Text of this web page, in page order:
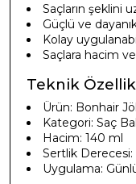
Saçların şeklini
Güçlü ve
Kolay
Saçlara hacim ve
Teknik
Ürün: Bonhair
Kategori: Saç
Hacim: 140 ml
Sertlik Derecesi:
Uygulama: